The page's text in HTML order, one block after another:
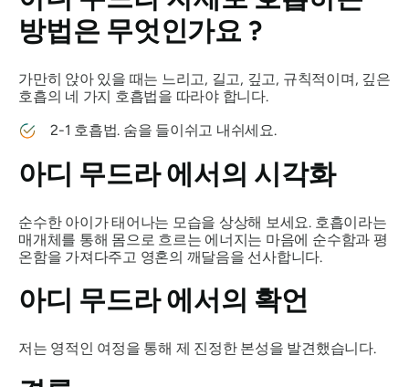
방법은 무엇인가요 ?
가만히 앉아 있을 때는 느리고, 길고, 깊고, 규칙적이며, 깊은
호흡의 네 가지 호흡법을 따라야 합니다.
2-1 호흡법. 숨을 들이쉬고 내쉬세요.
아디 무드라에서의 시각화
순수한 아이가 태어나는 모습을 상상해 보세요. 호흡이라는
매개체를 통해 몸으로 흐르는 에너지는 마음에 순수함과 평
온함을 가져다주고 영혼의 깨달음을 선사합니다.
아디 무드라에서의 확언
저는 영적인 여정을 통해 제 진정한 본성을 발견했습니다.